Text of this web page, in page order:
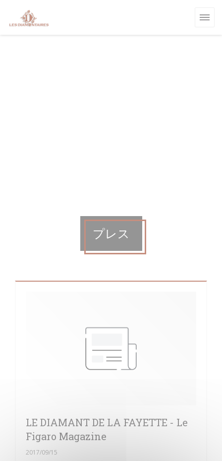
プレス
LE DIAMANT DE LA FAYETTE - Le
Figaro Magazine
2017/09/15